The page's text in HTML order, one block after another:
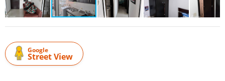
Google
Street View